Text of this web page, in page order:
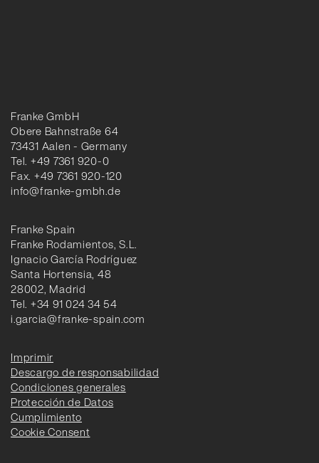
Franke GmbH
Obere Bahnstraße 64
73431 Aalen - Germany
Tel. +49 7361 920-0
Fax. +49 7361 920-120
info@franke-gmbh.de
Franke Spain
Franke Rodamientos, S.L.
Ignacio García Rodríguez
Santa Hortensia, 48
28002, Madrid
Tel. +34 91 024 34 54
i.garcia@franke-spain.com
Imprimir
Descargo de responsabilidad
Condiciones generales
Protección de Datos
Cumplimiento
Cookie Consent